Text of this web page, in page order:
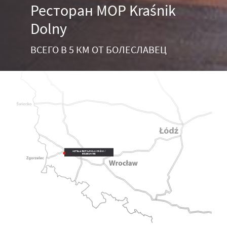
Ресторан MOP Kraśnik
Dolny
ВСЕГО В 5 КМ ОТ БОЛЕСЛАВЕЦ
HOTEL & RESTAURACJA KRAŚNIK /
BOLESŁAWIEC